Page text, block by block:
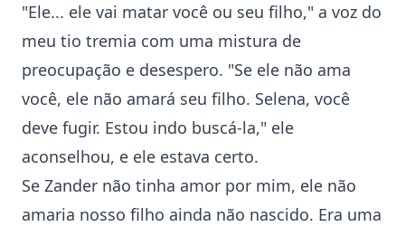
"Ele... ele vai matar você ou seu filho," a voz do
meu tio tremia com uma mistura de
preocupação e desespero. "Se ele não ama
você, ele não amará seu filho. Selena, você
deve fugir. Estou indo buscá-la," ele
aconselhou, e ele estava certo.
Se Zander não tinha amor por mim, ele não
amaria nosso filho ainda não nascido. Era uma